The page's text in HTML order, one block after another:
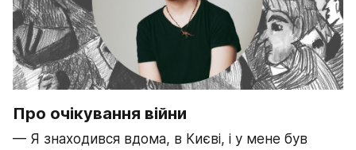
Про очікування війни
— Я знаходився вдома, в Києві, і у мене був